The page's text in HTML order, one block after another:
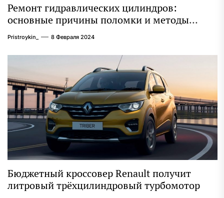
Ремонт гидравлических цилиндров:
основные причины поломки и методы
восстановления
Pristroykin_ 8 Февраля 2024
Бюджетный кроссовер Renault получит
литровый трёхцилиндровый турбомотор